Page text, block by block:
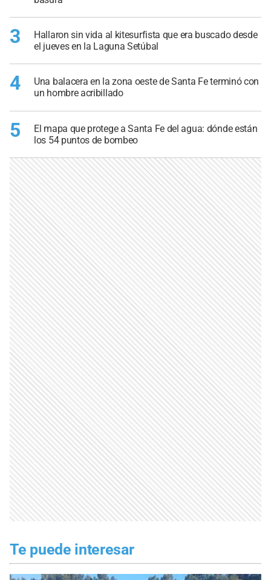
3
Hallaron sin vida al kitesurfista que era buscado desde
el jueves en la Laguna Setúbal
4
Una balacera en la zona oeste de Santa Fe terminó con
un hombre acribillado
5
El mapa que protege a Santa Fe del agua: dónde están
los 54 puntos de bombeo
Te puede interesar